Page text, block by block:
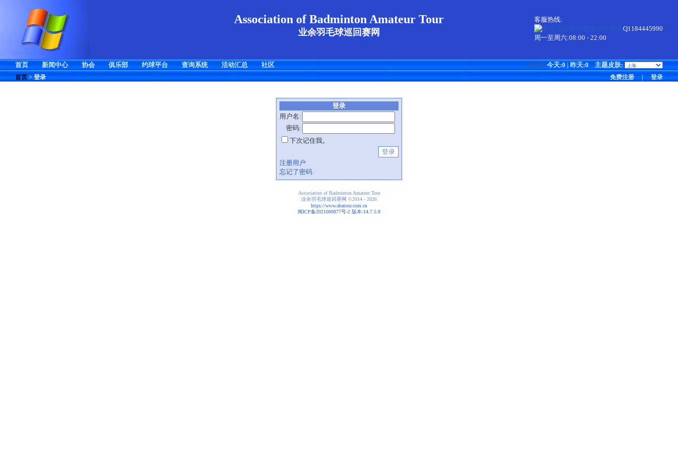
Association of Badminton Amateur Tour
业余羽毛球巡回赛网
客服热线:
Q1184445990
周一至周六:08:00 - 22:00
新动态今天:0 | 昨天:0主题皮肤:
首页 新闻中心 协会 俱乐部 约球平台 查询系统 活动汇总 社区
免费注册| 登录
首页> 登录
登录
用户名:
密码:
下次记住我。
注册用户
忘记了密码
Association of Badminton Amateur Tour
业余羽毛球巡回赛网 ©2014 - 2026
https://www.abatour.com.cn
闽ICP备2021000877号-2 版本:14.7.5.8